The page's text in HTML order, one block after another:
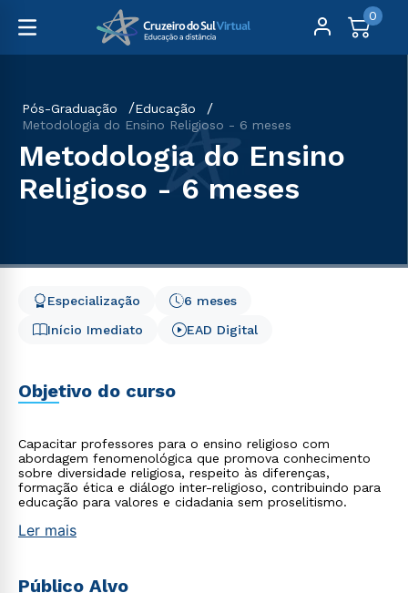
0
Pós-Graduação
Educação
Metodologia do Ensino Religioso - 6 meses
Metodologia do Ensino
Religioso - 6 meses
Início Imediato
6 meses
Especialização
EAD Digital
Objetivo do curso
Capacitar professores para o ensino religioso com
abordagem fenomenológica que promova conhecimento
sobre diversidade religiosa, respeito às diferenças,
formação ética e diálogo inter-religioso, contribuindo para
educação para valores e cidadania sem proselitismo.
Ler mais
Público Alvo